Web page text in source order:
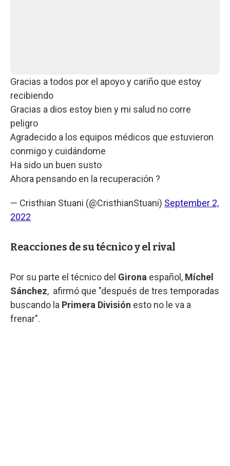
Gracias a todos por el apoyo y cariño que estoy
recibiendo
Gracias a dios estoy bien y mi salud no corre
peligro
Agradecido a los equipos médicos que estuvieron
conmigo y cuidándome
Ha sido un buen susto
Ahora pensando en la recuperación ?
— Cristhian Stuani (@CristhianStuani) September 2,
2022
Reacciones de su técnico y el rival
Por su parte el técnico del Girona español, Míchel
Sánchez, afirmó que "después de tres temporadas
buscando la Primera División esto no le va a
frenar".